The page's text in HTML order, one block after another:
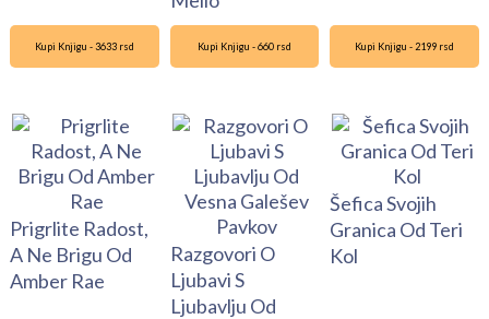
Kupi Knjigu - 3633 rsd
Prigrlite Radost,
A Ne Brigu Od
Amber Rae
Kupi Knjigu - 660 rsd
Razgovori O
Ljubavi S
Ljubavlju Od
Kupi Knjigu - 2199 rsd
Šefica Svojih
Granica Od Teri
Kol